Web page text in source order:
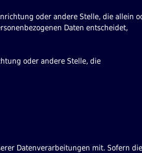
oder andere Stelle, die allein
Daten entscheidet,
oder andere Stelle, die
Datenverarbeitungen mit. Sofern die